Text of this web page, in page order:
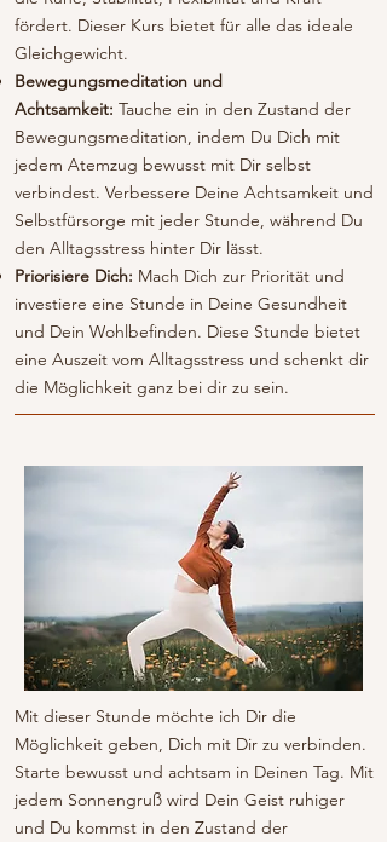
fördert. Dieser Kurs bietet für alle das ideale
Gleichgewicht.
Bewegungsmeditation und
Achtsamkeit: Tauche ein in den Zustand der
Bewegungsmeditation, indem Du Dich mit
jedem Atemzug bewusst mit Dir selbst
verbindest. Verbessere Deine Achtsamkeit und
Selbstfürsorge mit jeder Stunde, während Du
den Alltagsstress hinter Dir lässt.
Priorisiere Dich: Mach Dich zur Priorität und
investiere eine Stunde in Deine Gesundheit
und Dein Wohlbefinden. Diese Stunde bietet
eine Auszeit vom Alltagsstress und schenkt dir
die Möglichkeit ganz bei dir zu sein.
Mit dieser Stunde möchte ich Dir die
Möglichkeit geben, Dich mit Dir zu verbinden.
Starte bewusst und achtsam in Deinen Tag. Mit
jedem Sonnengruß wird Dein Geist ruhiger
und Du kommst in den Zustand der